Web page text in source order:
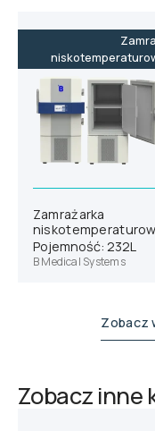
Zamrażarka
Medical Systems
Pojemność: 232L
B Medical Systems
Zobacz
Zobacz inne